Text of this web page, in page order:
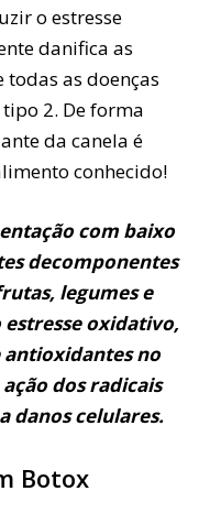
o estresse
danifica as
as doenças
2. De forma
da canela é
conhecido!
com baixo
decomponentes
legumes e
oxidativo,
antioxidantes no
dos radicais
danos celulares.
Botox